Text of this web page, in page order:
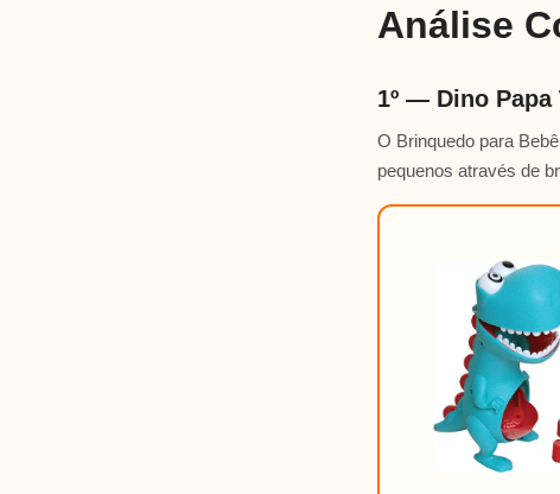
Análise
1º — Dino
O Brinquedo para
pequenos através de